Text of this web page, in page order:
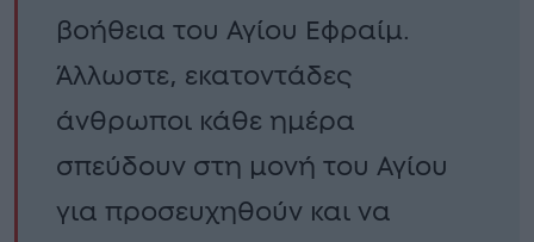
βοήθεια του Αγίου Εφραίμ.
Άλλωστε, εκατοντάδες
άνθρωποι κάθε ημέρα
σπεύδουν στη μονή του Αγίου
για προσευχηθούν και να